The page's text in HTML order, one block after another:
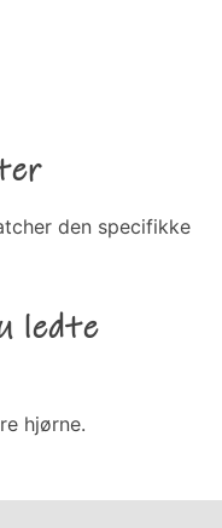
den specifikke
ledte
hjørne.